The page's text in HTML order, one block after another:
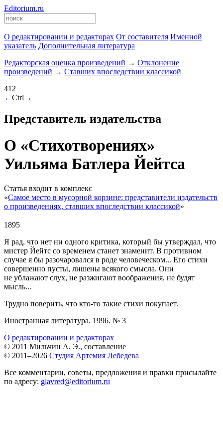
Editorium.ru
О редактировании и редакторах От составителя Именной
указатель Дополнительная литература
Редакторская оценка произведений → Отклонение
произведений → Ставших впоследствии классикой
412
←Ctrl →
Представитель издательства
О «Стихотворениях»
Уильяма Батлера Йейтса
Статья входит в комплекс
«Самое место в мусорной корзине: представители издательств
о произведениях, ставших впоследствии классикой»
1895
Я рад, что нет ни одного критика, который бы утверждал, что
мистер Йейтс со временем станет знаменит. В противном
случае я бы разочаровался в роде человеческом... Его стихи
совершенно пусты, лишены всякого смысла. Они
не ублажают слух, не разжигают воображения, не будят
мысль...
Трудно поверить, что кто-то такие стихи покупает.
Иностранная литература. 1996. № 3
О редактировании и редакторах
© 2011 Мильчин А. Э., составление
© 2011–2026 Студия Артемия Лебедева
Все комментарии, советы, предложения и правки присылайте
по адресу: glavred@editorium.ru